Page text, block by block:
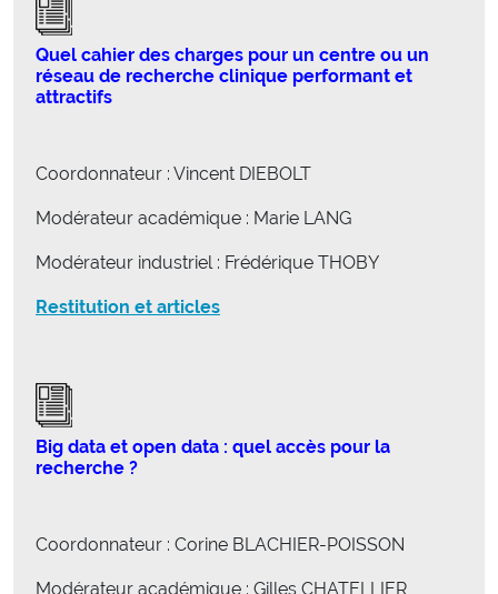
Quel cahier des charges pour un centre ou un
réseau de recherche clinique performant et
attractifs
Coordonnateur : Vincent DIEBOLT
Modérateur académique : Marie LANG
Modérateur industriel : Frédérique THOBY
Restitution et articles
Big data et open data : quel accès pour la
recherche ?
Coordonnateur : Corine BLACHIER-POISSON
Modérateur académique : Gilles CHATELLIER